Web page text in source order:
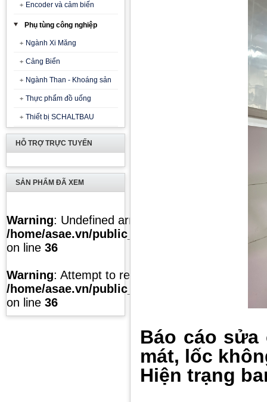
Encoder và cảm biến
Phụ tùng công nghiệp
Ngành Xi Măng
Cảng Biển
Ngành Than - Khoáng sản
Thực phẩm đồ uống
Thiết bị SCHALTBAU
HỖ TRỢ TRỰC TUYẾN
SẢN PHẨM ĐÃ XEM
Warning: Undefined array key "list" in
/home/asae.vn/public_html/temp/caches/
on line 36
Warning: Attempt to read property "value" on
/home/asae.vn/public_html/temp/caches/
on line 36
Báo cáo
mát, lốc
Hiện trạng